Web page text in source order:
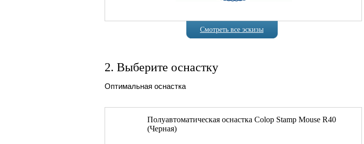
3-4 Смотреть все эскизы
2. Выберите оснастку
Оптимальная оснастка
Полуавтоматическая оснастка Colop Stamp Mouse R40
(Черная)